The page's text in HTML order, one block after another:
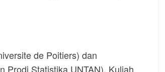
de Poitiers) dan
Prodi Statistika UNTAN). Kuliah